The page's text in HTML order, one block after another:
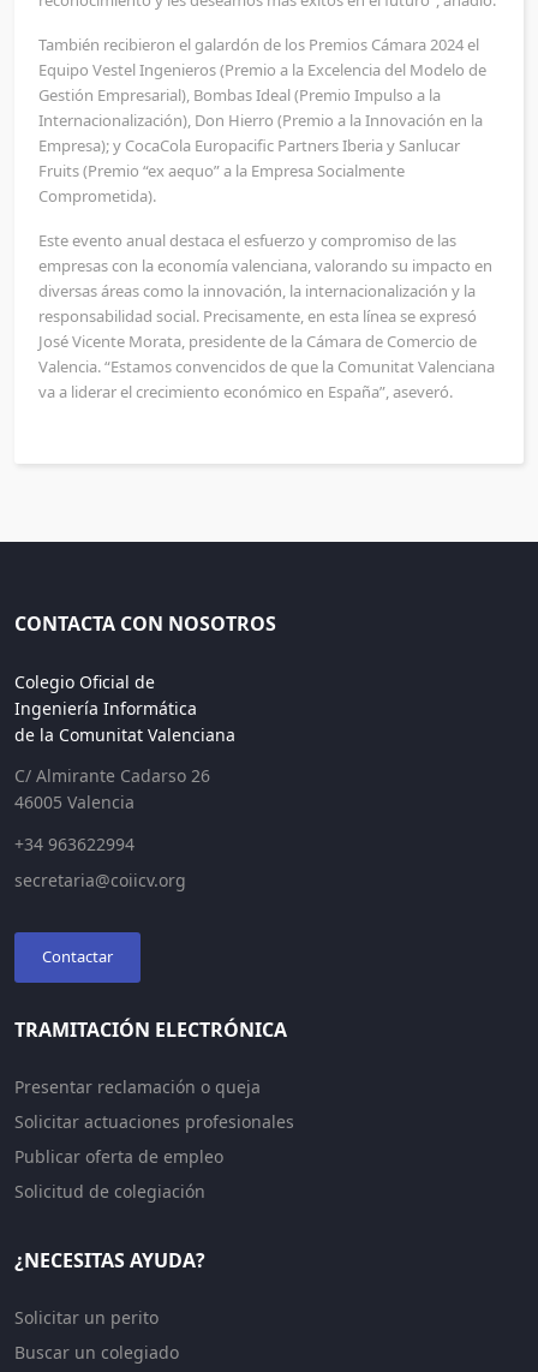
También recibieron el galardón de los Premios Cámara 2024 el
Equipo Vestel Ingenieros (Premio a la Excelencia del Modelo de
Gestión Empresarial), Bombas Ideal (Premio Impulso a la
Internacionalización), Don Hierro (Premio a la Innovación en la
Empresa); y CocaCola Europacific Partners Iberia y Sanlucar
Fruits (Premio “ex aequo” a la Empresa Socialmente
Comprometida).
Este evento anual destaca el esfuerzo y compromiso de las
empresas con la economía valenciana, valorando su impacto en
diversas áreas como la innovación, la internacionalización y la
responsabilidad social. Precisamente, en esta línea se expresó
José Vicente Morata, presidente de la Cámara de Comercio de
Valencia. “Estamos convencidos de que la Comunitat Valenciana
va a liderar el crecimiento económico en España”, aseveró.
CONTACTA CON NOSOTROS
Colegio Oficial de
Ingeniería Informática
de la Comunitat Valenciana
C/ Almirante Cadarso 26
46005 Valencia
+34 963622994
secretaria@coiicv.org
Contactar
TRAMITACIÓN ELECTRÓNICA
Presentar reclamación o queja
Solicitar actuaciones profesionales
Publicar oferta de empleo
Solicitud de colegiación
¿NECESITAS AYUDA?
Solicitar un perito
Buscar un colegiado